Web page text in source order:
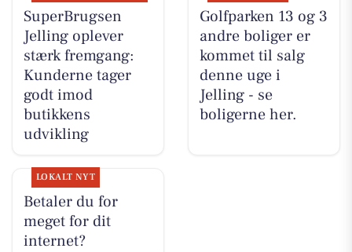
SuperBrugsen
Jelling oplever
stærk fremgang:
Kunderne tager
godt imod
butikkens
udvikling
Golfparken 13 og 3
andre boliger er
kommet til salg
denne uge i
Jelling - se
boligerne her.
LOKALT NYT
Betaler du for
meget for dit
internet?